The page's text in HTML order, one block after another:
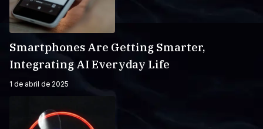
Smartphones Are Getting Smarter,
Integrating AI Everyday Life
1 de abril de 2025